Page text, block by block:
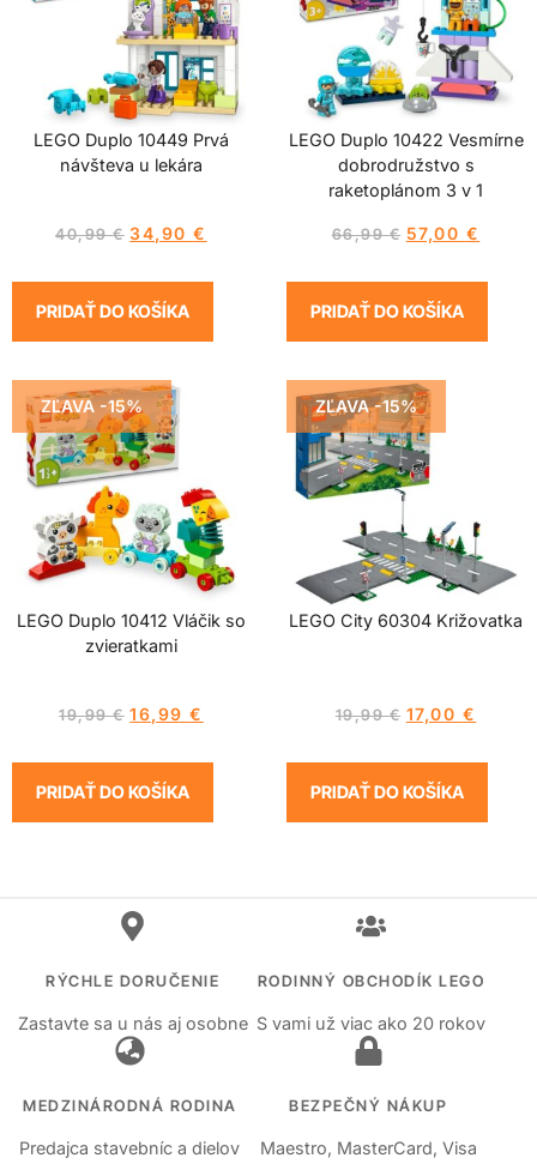
LEGO Duplo 10449 Prvá
návšteva u lekára
40,99€ 34,90€
PRIDAŤ DO KOŠÍKA
LEGO Duplo 10422 Vesmírne
dobrodružstvo s
raketoplánom 3 v 1
66,99€ 57,00 €
PRIDAŤ DO KOŠÍKA
ZĽAVA -15%
LEGO Duplo 10412 Vláčik so
zvieratkami
19,99€ 16,99€
PRIDAŤ DO KOŠÍKA
ZĽAVA -15%
LEGO City 60304 Križovatka
19,99€ 17,00 €
PRIDAŤ DO KOŠÍKA
RÝCHLE DORUČENIE
Zastavte sa u nás aj osobne
RODINNÝ OBCHODÍK LEGO
S vami už viac ako 20 rokov
MEDZINÁRODNÁ RODINA
Predajca stavebníc a dielov
BEZPEČNÝ NÁKUP
Maestro, MasterCard, Visa